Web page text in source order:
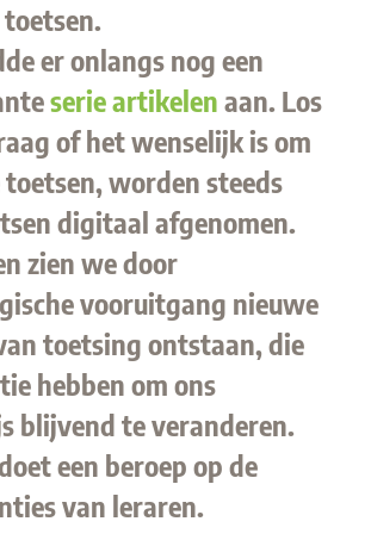
er onlangs nog een
serie artikelen aan. Los
of het wenselijk is om
toetsen, worden steeds
digitaal afgenomen.
zien we door
vooruitgang nieuwe
toetsing ontstaan, die
hebben om ons
blijvend te veranderen.
een beroep op de
van leraren.